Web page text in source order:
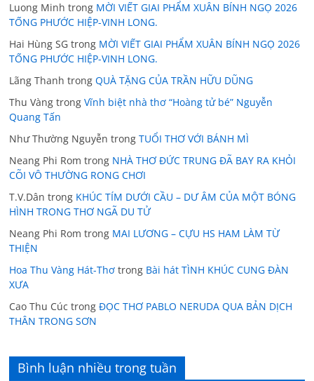
Luong Minh trong MỜI VIẾT GIAI PHẨM XUÂN BÍNH NGỌ 2026
TỐNG PHƯỚC HIỆP-VINH LONG.
Hai Hùng SG trong MỜI VIẾT GIAI PHẨM XUÂN BÍNH NGỌ 2026
TỐNG PHƯỚC HIỆP-VINH LONG.
Lãng Thanh trongQUÀ TẶNG CỦA TRẦN HỮU DŨNG
Thu Vàng trongVĩnh biệt nhà thơ “Hoàng tử bé” Nguyễn
Quang Tấn
Như Thường Nguyễn trongTUỔI THƠ VỚI BÁNH MÌ
Neang Phi Rom trong NHÀ THƠ ĐỨC TRUNG ĐÃ BAY RA KHỎI
CÕI VÔ THƯỜNG RONG CHƠI
T.V.Dân trong KHÚC TÍM DƯỚI CẦU – DƯ ÂM CỦA MỘT BÓNG
HÌNH TRONG THƠ NGÃ DU TỬ
Neang Phi Rom trong MAI LƯƠNG – CỰU HS HAM LÀM TỪ
THIỆN
Hoa Thu Vàng Hát-Thơ trong Bài hát TÌNH KHÚC CUNG ĐÀN
XƯA
Cao Thu Cúc trongĐỌC THƠ PABLO NERUDA QUA BẢN DỊCH
THÂN TRONG SƠN
Bình luận nhiều trong tuần